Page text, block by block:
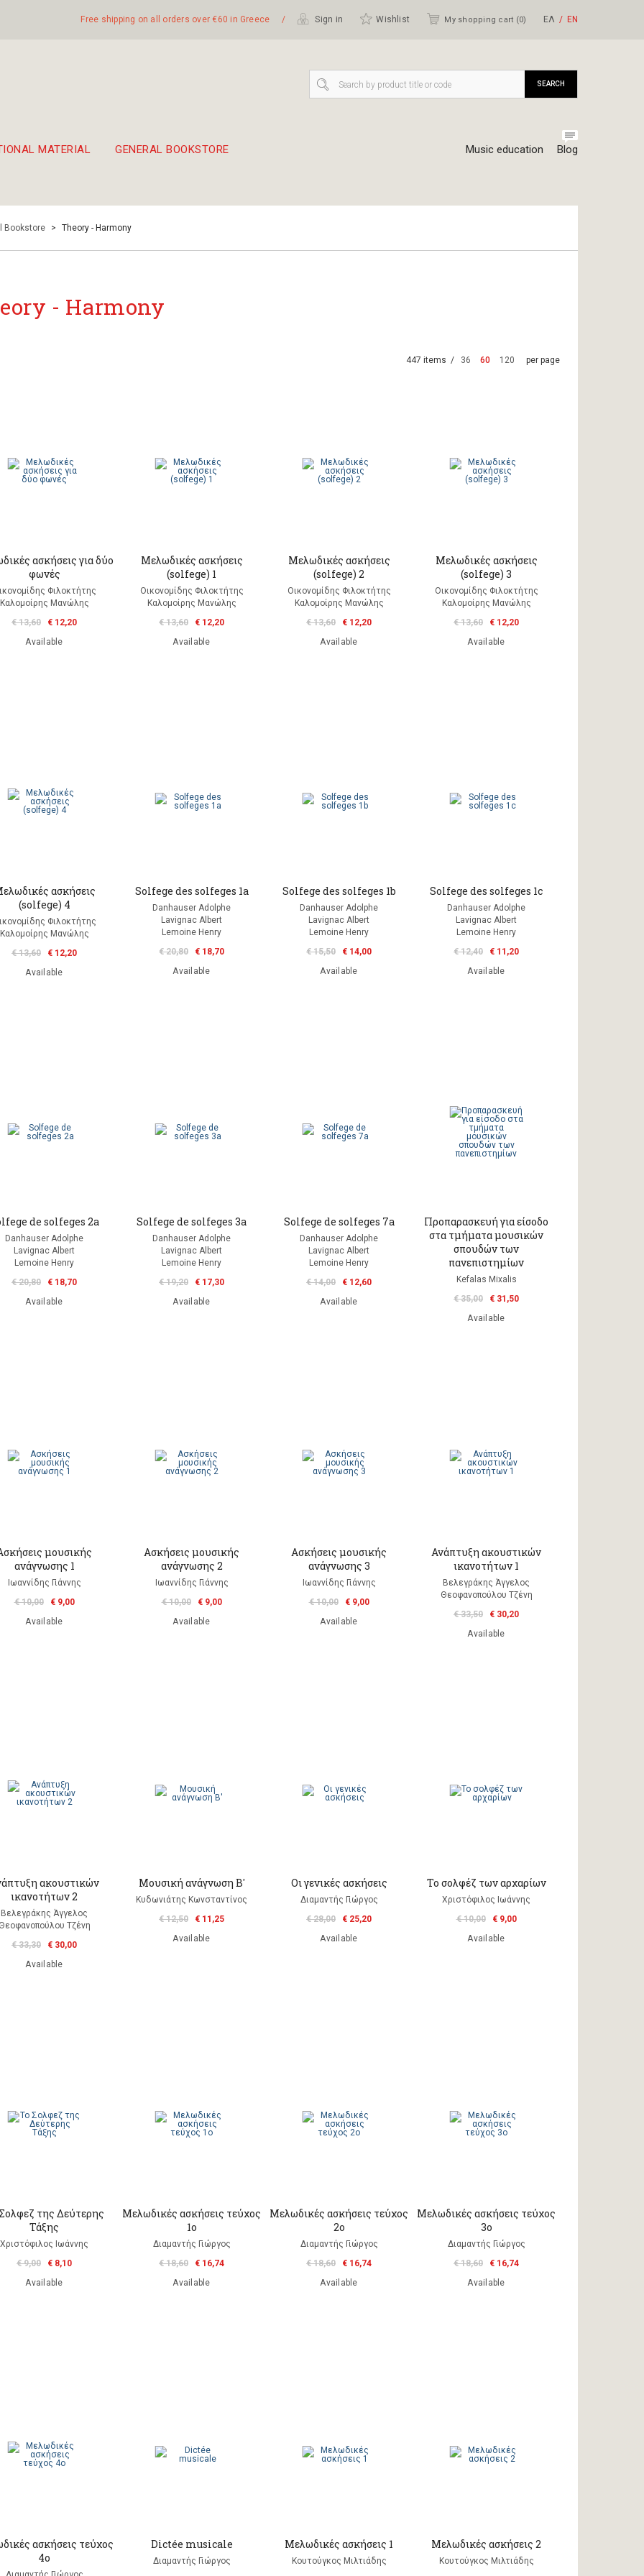
Free shipping on all orders over €60 in Greece / Sign in Wishlist My shopping cart (0) ΕΛ ΕΝ
MATERIAL GENERAL BOOKSTORE Music education Blog
SEARCH
Bookstore > Theory - Harmony
- Harmony
447 items / 36 60 120 per page
ασκήσεις για δύο
φωνές
Φιλοκτήτης
Καλομοίρης Μανώλης
€ 13,60
€ 12,20
Available
Μελωδικές ασκήσεις
(solfege) 1
Οικονομίδης Φιλοκτήτης
Καλομοίρης Μανώλης
€ 13,60
€ 12,20
Available
Μελωδικές ασκήσεις
(solfege) 2
Οικονομίδης Φιλοκτήτης
Καλομοίρης Μανώλης
€ 13,60
€ 12,20
Available
Μελωδικές ασκήσεις
(solfege) 3
Οικονομίδης Φιλοκτήτης
Καλομοίρης Μανώλης
€ 13,60
€ 12,20
Available
ασκήσεις
(solfege) 4
Φιλοκτήτης
Καλομοίρης Μανώλης
€ 13,60
€ 12,20
Available
Solfege des solfeges 1a
Danhauser Adolphe
Lavignac Albert
Lemoine Henry
€ 20,80
€ 18,70
Available
Solfege des solfeges 1b
Danhauser Adolphe
Lavignac Albert
Lemoine Henry
€ 15,50
€ 14,00
Available
Solfege des solfeges 1c
Danhauser Adolphe
Lavignac Albert
Lemoine Henry
€ 12,40
€ 11,20
Available
de solfeges 2a
Danhauser Adolphe
Lavignac Albert
Lemoine Henry
€ 20,80
€ 18,70
Available
Solfege de solfeges 3a
Danhauser Adolphe
Lavignac Albert
Lemoine Henry
€ 19,20
€ 17,30
Available
Solfege de solfeges 7a
Danhauser Adolphe
Lavignac Albert
Lemoine Henry
€ 14,00
€ 12,60
Available
Προπαρασκευή για είσοδο
στα τμήματα μουσικών
σπουδών των
πανεπιστημίων
Kefalas Mixalis
€ 35,00
€ 31,50
Available
μουσικής
ανάγνωσης 1
Ιωαννίδης Γιάννης
€ 10,00
€ 9,00
Available
Ασκήσεις μουσικής
ανάγνωσης 2
Ιωαννίδης Γιάννης
€ 10,00
€ 9,00
Available
Ασκήσεις μουσικής
ανάγνωσης 3
Ιωαννίδης Γιάννης
€ 10,00
€ 9,00
Available
Ανάπτυξη ακουστικών
ικανοτήτων 1
Βελεγράκης Άγγελος
Θεοφανοπούλου Τζένη
€ 33,50
€ 30,20
Available
ακουστικών
ικανοτήτων 2
Βελεγράκης Άγγελος
Τζένη
€ 33,30
€ 30,00
Available
Μουσική ανάγνωση Β'
Κυδωνιάτης Κωνσταντίνος
€ 12,50
€ 11,25
Available
Οι γενικές ασκήσεις
Διαμαντής Γιώργος
€ 28,00
€ 25,20
Available
Το σολφέζ των αρχαρίων
Χριστόφιλος Ιωάννης
€ 10,00
€ 9,00
Available
της Δεύτερης
Τάξης
Χριστόφιλος Ιωάννης
€ 9,00
€ 8,10
Available
Μελωδικές ασκήσεις τεύχος
1ο
Διαμαντής Γιώργος
€ 18,60
€ 16,74
Available
Μελωδικές ασκήσεις τεύχος
2ο
Διαμαντής Γιώργος
€ 18,60
€ 16,74
Available
Μελωδικές ασκήσεις τεύχος
3ο
Διαμαντής Γιώργος
€ 18,60
€ 16,74
Available
ασκήσεις τεύχος
4ο
Dictée musicale
Διαμαντής Γιώργος
Μελωδικές ασκήσεις 1
Κουτούγκος Μιλτιάδης
Μελωδικές ασκήσεις 2
Κουτούγκος Μιλτιάδης